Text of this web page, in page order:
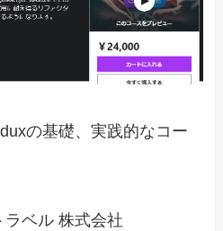
の基礎、実践的なコー
ベル 株式会社